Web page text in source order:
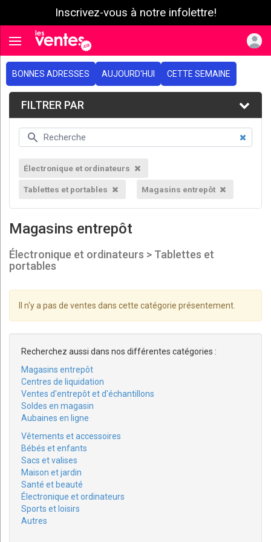
Inscrivez-vous à notre infolettre!
Toggle navigation
BONNES ADRESSES AUJOURD'HUI CETTE SEMAINE
FILTRER PAR
Électronique et ordinateurs
Tablettes et portables Magasins entrepôt
Magasins entrepôt
Électronique et ordinateurs > Tablettes et
portables
Il n'y a pas de ventes dans cette catégorie présentement.
Recherchez aussi dans nos différentes catégories :
Magasins entrepôt
Centres de liquidation
Ventes d'entrepôt et d'échantillons
Soldes en magasin
Aubaines en ligne
Vêtements et accessoires
Bébés et enfants
Sacs et valises
Maison et jardin
Santé et beauté
Électronique et ordinateurs
Sports et loisirs
Autres